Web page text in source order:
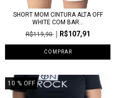
SHORT MOM CINTURA ALTA OFF
WHITE COM BAR...
R$119,90
R$107,91
COMPRAR
10 % OFF